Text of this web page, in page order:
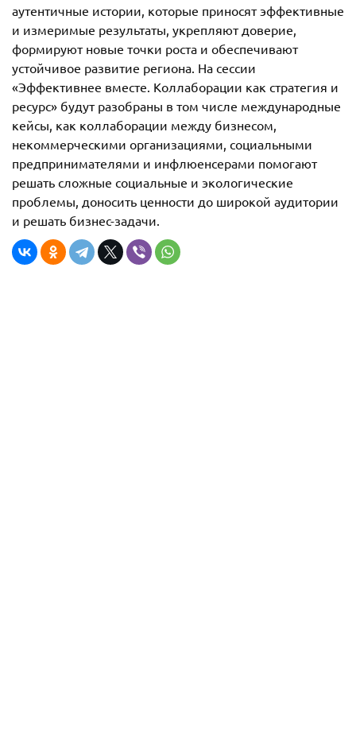
аутентичные истории, которые приносят эффективные
и измеримые результаты, укрепляют доверие,
формируют новые точки роста и обеспечивают
устойчивое развитие региона. На сессии
«Эффективнее вместе. Коллаборации как стратегия и
ресурс» будут разобраны в том числе международные
кейсы, как коллаборации между бизнесом,
некоммерческими организациями, социальными
предпринимателями и инфлюенсерами помогают
решать сложные социальные и экологические
проблемы, доносить ценности до широкой аудитории
и решать бизнес-задачи.